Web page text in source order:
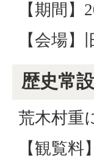
【期間
【会場
歴史常
荒木村重
【観覧料